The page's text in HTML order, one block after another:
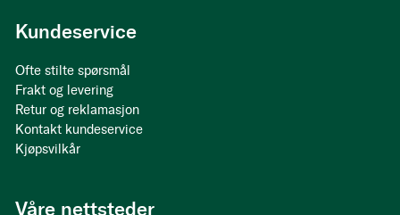
Kundeservice
Ofte stilte spørsmål
Frakt og levering
Retur og reklamasjon
Kontakt kundeservice
Kjøpsvilkår
Våre nettsteder